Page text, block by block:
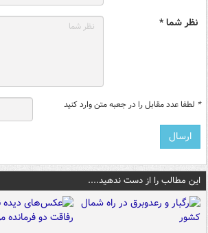
نظر شما *
* لطفا عدد مقابل را در جعبه متن وارد کنید
این مطالب را از دست ندهید....